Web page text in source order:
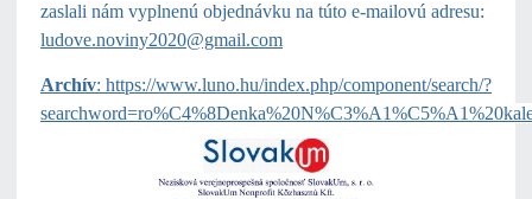
zaslali nám vyplnenú objednávku na túto e-mailovú adresu:
ludove.noviny2020@gmail.com
Archív: https://www.luno.hu/index.php/component/search/?